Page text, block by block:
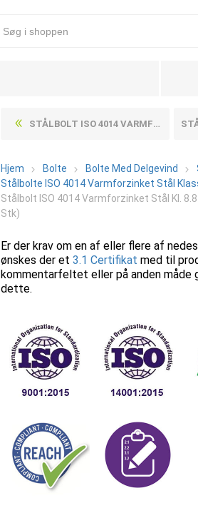
STÅLBOLT ISO 4014 VARMFORZINKET STÅL KL. 8.8 TOLERANCE 6H M16X180 (25 STK)
Hjem Bolte Bolte Med Delgevind
Stålbolte ISO 4014 Varmforzinket Stål
Stålbolt ISO 4014 Varmforzinket Stål Kl.
Stk)
Er der krav om en af eller flere af
ønskes der et3.1 Certifikat med til
kommentarfeltet eller på anden måde
dette.